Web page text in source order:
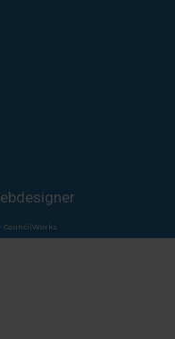
CouncilWorks